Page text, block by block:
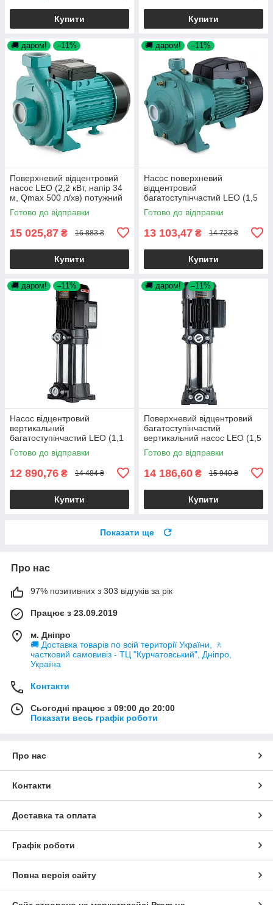
Купити Купити
🚚 даром! –11%
Поверхневий відцентровий
насос LEO (2,2 кВт, напір 34
м, Qmax 500 л/хв) потужний
насос для води, поливу
Готово до відправки
15 025,87 ₴ 16 883 ₴
Купити
🚚 даром! –11%
Насос поверхневий
відцентровий
багатоступінчастий LEO (1,5
кВт, напір 57,5 м, 160 л/хв)
2ACm150 для води, поливу
Готово до відправки
13 103,47 ₴ 14 723 ₴
Купити
🚚 даром! –11%
Насос відцентровий
вертикальний
багатоступінчастий LEO (1,1
кВт, Hmax 82 м ,Qmax 67 л/
хв) поверхневий
Готово до відправки
12 890,76 ₴ 14 484 ₴
Купити
🚚 даром! –11%
Поверхневий відцентровий
багатоступінчастий
вертикальний насос LEO (1,5
кВт, напір 94 м, max 67 л/хв)
для води
Готово до відправки
14 186,60 ₴ 15 940 ₴
Купити
Показати ще
Про нас
97% позитивних з 303 відгуків за рік
Працює з 23.09.2019
м. Дніпро
🚚 Доставка товарів по всій території України, 🚶
частковий самовивіз - ТЦ "Курчатовський", Дніпро,
Україна
Контакти
Сьогодні працює з 09:00 до 20:00
Показати весь графік роботи
Про нас
Контакти
Доставка та оплата
Графік роботи
Повна версія сайту